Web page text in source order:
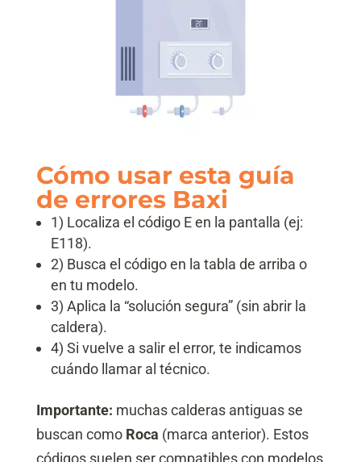
Cómo usar esta guía
de errores Baxi
1) Localiza el código E en la pantalla (ej:
E118).
2) Busca el código en la tabla de arriba o
en tu modelo.
3) Aplica la “solución segura” (sin abrir la
caldera).
4) Si vuelve a salir el error, te indicamos
cuándo llamar al técnico.
Importante: muchas calderas antiguas se
buscan como Roca (marca anterior). Estos